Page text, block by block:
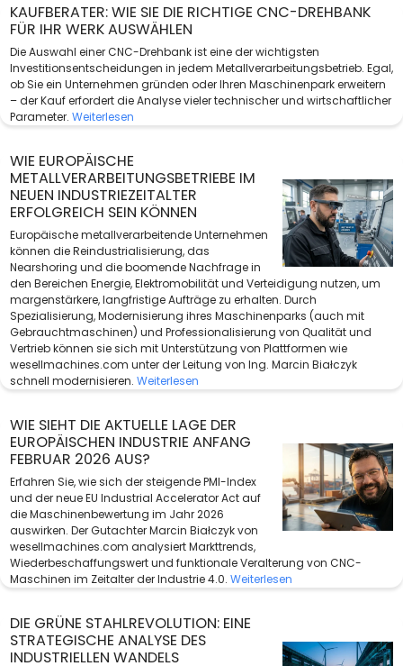
KAUFBERATER: WIE SIE DIE RICHTIGE CNC-DREHBANK
FÜR IHR WERK AUSWÄHLEN
Die Auswahl einer CNC-Drehbank ist eine der wichtigsten
Investitionsentscheidungen in jedem Metallverarbeitungsbetrieb. Egal,
ob Sie ein Unternehmen gründen oder Ihren Maschinenpark erweitern
– der Kauf erfordert die Analyse vieler technischer und wirtschaftlicher
Parameter. Weiterlesen
WIE EUROPÄISCHE
METALLVERARBEITUNGSBETRIEBE IM
NEUEN INDUSTRIEZEITALTER
ERFOLGREICH SEIN KÖNNEN
Europäische metallverarbeitende Unternehmen
können die Reindustrialisierung, das
Nearshoring und die boomende Nachfrage in
den Bereichen Energie, Elektromobilität und Verteidigung nutzen, um
margenstärkere, langfristige Aufträge zu erhalten. Durch
Spezialisierung, Modernisierung ihres Maschinenparks (auch mit
Gebrauchtmaschinen) und Professionalisierung von Qualität und
Vertrieb können sie sich mit Unterstützung von Plattformen wie
wesellmachines.com unter der Leitung von Ing. Marcin Białczyk
schnell modernisieren. Weiterlesen
WIE SIEHT DIE AKTUELLE LAGE DER
EUROPÄISCHEN INDUSTRIE ANFANG
FEBRUAR 2026 AUS?
Erfahren Sie, wie sich der steigende PMI-Index
und der neue EU Industrial Accelerator Act auf
die Maschinenbewertung im Jahr 2026
auswirken. Der Gutachter Marcin Białczyk von
wesellmachines.com analysiert Markttrends,
Wiederbeschaffungswert und funktionale Veralterung von CNC-
Maschinen im Zeitalter der Industrie 4.0. Weiterlesen
DIE GRÜNE STAHLREVOLUTION: EINE
STRATEGISCHE ANALYSE DES
INDUSTRIELLEN WANDELS